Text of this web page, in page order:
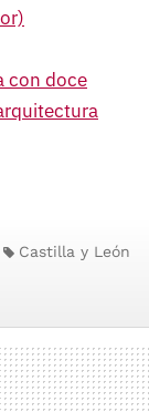
con doce
Castilla y León